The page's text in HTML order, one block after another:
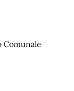
Comunale